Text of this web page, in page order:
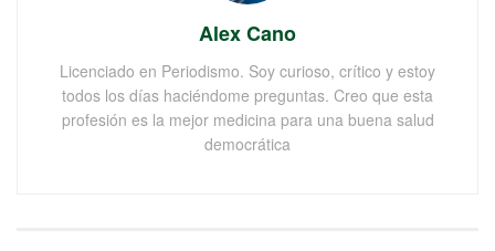
Alex Cano
Licenciado en Periodismo. Soy curioso, crítico y estoy
todos los días haciéndome preguntas. Creo que esta
profesión es la mejor medicina para una buena salud
democrática